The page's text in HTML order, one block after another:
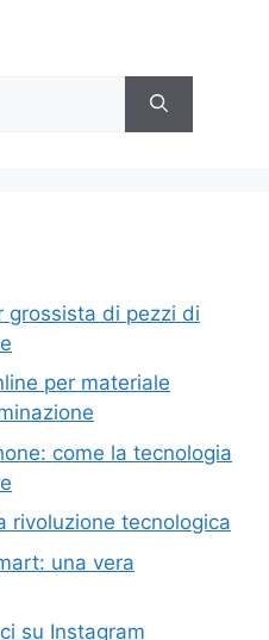
grossista di pezzi di
per materiale
come la tecnologia
rivoluzione tecnologica
una vera
su Instagram